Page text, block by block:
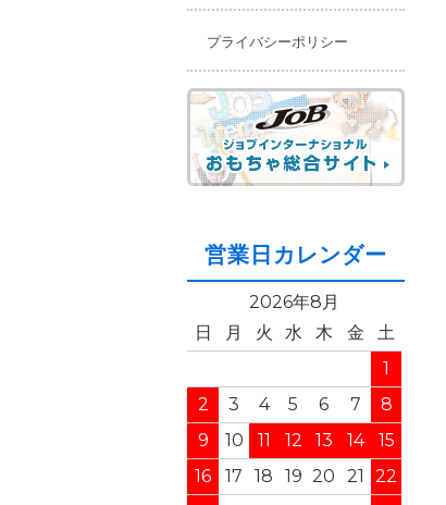
プライバシーポリシー
営業日カレンダー
2026年8月
日
月 火 水 木 金
土
1
2
3 4 5 6 7
8
9
10 11 12 13 14
15
16
17 18 19 20 21
22